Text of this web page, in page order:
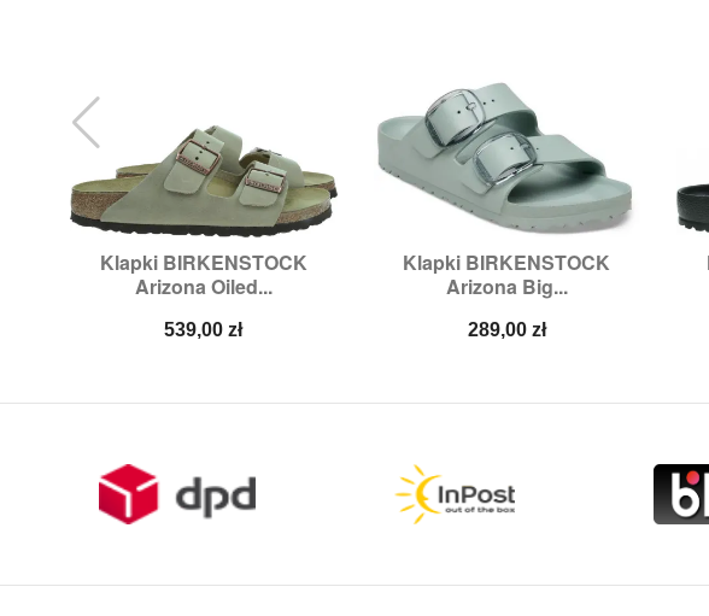
Klapki BIRKENSTOCK
Arizona Oiled...
Cena
539,00 zł
Szybki podgląd
Rozmiary: 39,43,44
Klapki BIRKENSTOCK
Arizona Big...
Cena
289,00 zł
Szybki podgląd
Rozmiary:37,38,